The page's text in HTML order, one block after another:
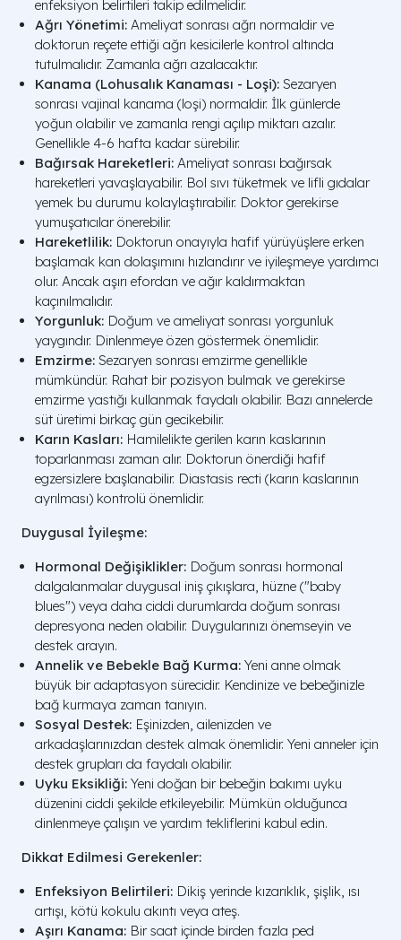
enfeksiyon belirtileri takip edilmelidir.
Ağrı Yönetimi: Ameliyat sonrası ağrı normaldir ve
doktorun reçete ettiği ağrı kesicilerle kontrol altında
tutulmalıdır. Zamanla ağrı azalacaktır.
Kanama (Lohusalık Kanaması - Loşi): Sezaryen
sonrası vajinal kanama (loşi) normaldir. İlk günlerde
yoğun olabilir ve zamanla rengi açılıp miktarı azalır.
Genellikle 4-6 hafta kadar sürebilir.
Bağırsak Hareketleri: Ameliyat sonrası bağırsak
hareketleri yavaşlayabilir. Bol sıvı tüketmek ve lifli gıdalar
yemek bu durumu kolaylaştırabilir. Doktor gerekirse
yumuşatıcılar önerebilir.
Hareketlilik: Doktorun onayıyla hafif yürüyüşlere erken
başlamak kan dolaşımını hızlandırır ve iyileşmeye yardımcı
olur. Ancak aşırı efordan ve ağır kaldırmaktan
kaçınılmalıdır.
Yorgunluk: Doğum ve ameliyat sonrası yorgunluk
yaygındır. Dinlenmeye özen göstermek önemlidir.
Emzirme: Sezaryen sonrası emzirme genellikle
mümkündür. Rahat bir pozisyon bulmak ve gerekirse
emzirme yastığı kullanmak faydalı olabilir. Bazı annelerde
süt üretimi birkaç gün gecikebilir.
Karın Kasları: Hamilelikte gerilen karın kaslarının
toparlanması zaman alır. Doktorun önerdiği hafif
egzersizlere başlanabilir. Diastasis recti (karın kaslarının
ayrılması) kontrolü önemlidir.
Duygusal İyileşme:
Hormonal Değişiklikler: Doğum sonrası hormonal
dalgalanmalar duygusal iniş çıkışlara, hüzne ("baby
blues") veya daha ciddi durumlarda doğum sonrası
depresyona neden olabilir. Duygularınızı önemseyin ve
destek arayın.
Annelik ve Bebekle Bağ Kurma: Yeni anne olmak
büyük bir adaptasyon sürecidir. Kendinize ve bebeğinizle
bağ kurmaya zaman tanıyın.
Sosyal Destek: Eşinizden, ailenizden ve
arkadaşlarınızdan destek almak önemlidir. Yeni anneler için
destek grupları da faydalı olabilir.
Uyku Eksikliği: Yeni doğan bir bebeğin bakımı uyku
düzenini ciddi şekilde etkileyebilir. Mümkün olduğunca
dinlenmeye çalışın ve yardım tekliflerini kabul edin.
Dikkat Edilmesi Gerekenler:
Enfeksiyon Belirtileri: Dikiş yerinde kızarıklık, şişlik, ısı
artışı, kötü kokulu akıntı veya ateş.
Aşırı Kanama: Bir saat içinde birden fazla ped